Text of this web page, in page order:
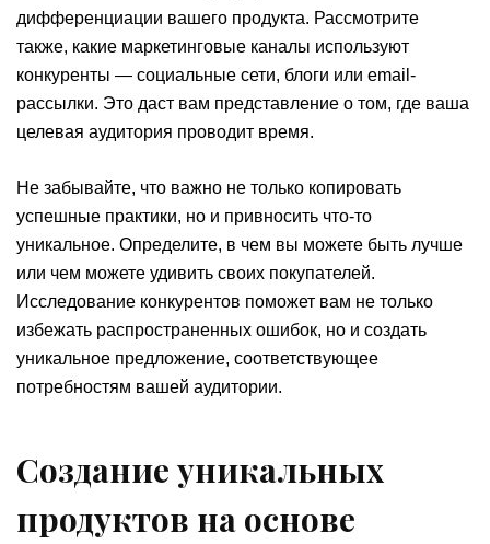
дифференциации вашего продукта. Рассмотрите
также, какие маркетинговые каналы используют
конкуренты — социальные сети, блоги или email-
рассылки. Это даст вам представление о том, где ваша
целевая аудитория проводит время.
Не забывайте, что важно не только копировать
успешные практики, но и привносить что-то
уникальное. Определите, в чем вы можете быть лучше
или чем можете удивить своих покупателей.
Исследование конкурентов поможет вам не только
избежать распространенных ошибок, но и создать
уникальное предложение, соответствующее
потребностям вашей аудитории.
Создание уникальных
продуктов на основе